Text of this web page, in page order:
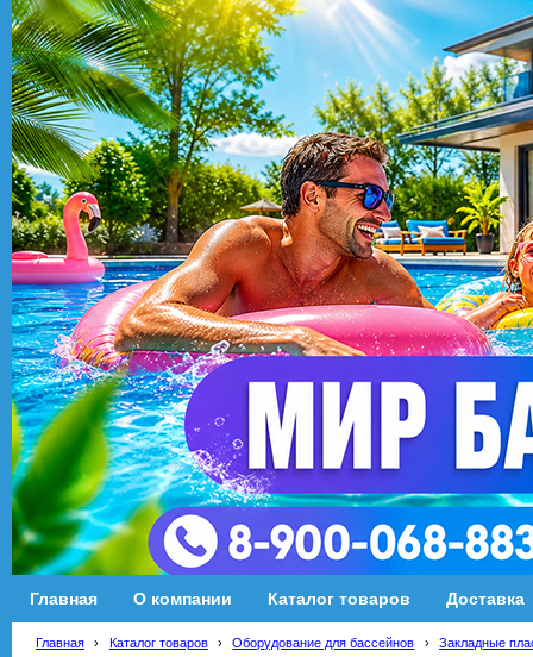
Главная О компании Каталог товаров Доставка
Главная › Каталог товаров › Оборудование для бассейнов › Закладные